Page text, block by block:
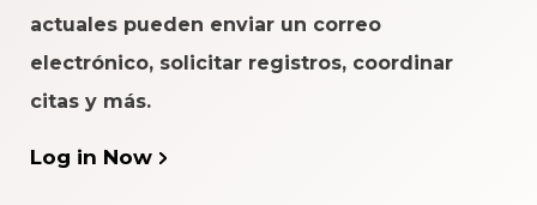
actuales pueden enviar un correo
electrónico, solicitar registros, coordinar
citas y más.
Log in Now